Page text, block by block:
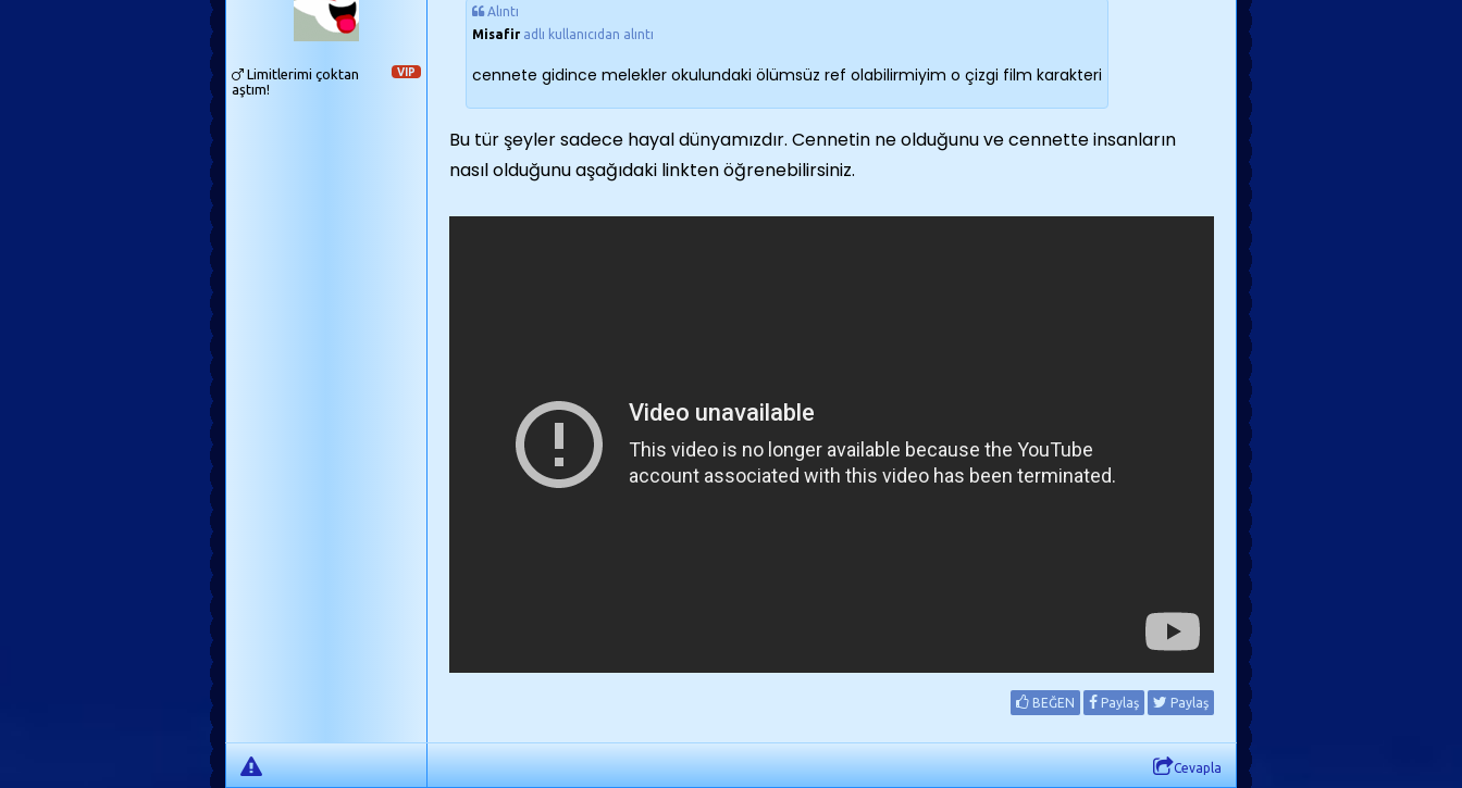
VIP
Limitlerimi çoktan
aştım!
Alıntı
Misafir adlı kullanıcıdan alıntı
cennete gidince melekler okulundaki ölümsüz ref olabilirmiyim o çizgi film karakteri
Bu tür şeyler sadece hayal dünyamızdır. Cennetin ne olduğunu ve cennette insanların
nasıl olduğunu aşağıdaki linkten öğrenebilirsiniz.
BEĞEN Paylaş Paylaş
Cevapla